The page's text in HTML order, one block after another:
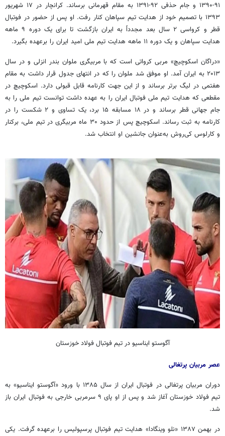
۹۱-۱۳۹۰ و جام حذفی ۹۲-۱۳۹۱ به مقام قهرمانی برساند. کرانچار در ۱۷ شهریور
۱۳۹۳ با تصمیم خود از هدایت تیم سپاهان کنار رفت. او پس از حضور در فوتبال
قطر و کرواسی ۲ سال بعد مجدداً به ایران بازگشت تا برای یک دوره ۹ ماهه
هدایت سپاهان و یک دوره ۱۱ ماهه هدایت تیم ملی امید ایران را برعهده بگیرد.
«دراگان اسکوچیچ» مربی کرواتی است که با مربیگری ملوان بندر انزلی و در سال
۲۰۱۳ به ایران آمد. او موفق شد ملوان را که در انتهای جدول قرار داشت به مقام
هفتمی در لیگ برتر برساند و از این جهت کارنامه قابل قبولی دارد. اسکوچیچ در
مقطعی که هدایت تیم ملی فوتبال ایران را به عهده داشت توانست تیم ملی را به
جام جهانی قطر برساند و در ۱۸ مسابقه ۱۵ برد، یک تساوی و ۲ شکست را در
کارنامه به ثبت رساند. اسکوچیچ پس از حدود ۳۰ ماه مربیگری در تیم ملی، برکنار
و کارلوس کی‌روش به‌عنوان جانشین او انتخاب شد.
آگوستو ایناسیو در تیم فوتبال فولاد خوزستان
عصر مربیان پرتغالی
دوران مربیان پرتغالی در فوتبال ایران از سال ۱۳۸۵ با ورود «آگوستو ایناسیو» به
تیم فولاد خوزستان آغاز شد و پس از او پای ۹ سرمربی خارجی به فوتبال ایران باز
شد.
در بهمن ۱۳۸۷ «نلو وینگادا» هدایت تیم فوتبال پرسپولیس را برعهده گرفت. یکی